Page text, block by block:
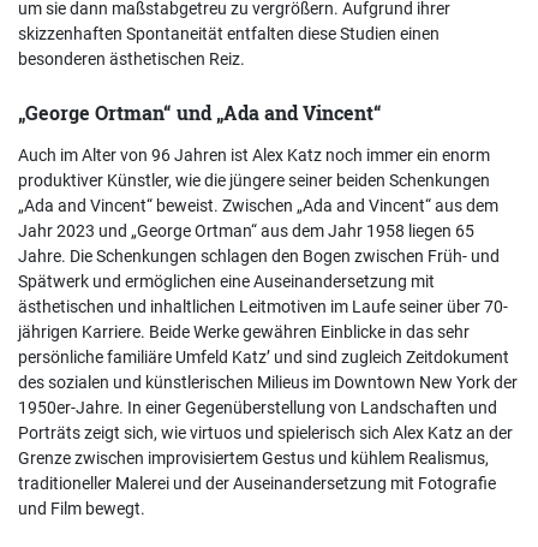
um sie dann maßstabgetreu zu vergrößern. Aufgrund ihrer
skizzenhaften Spontaneität entfalten diese Studien einen
besonderen ästhetischen Reiz.
„George Ortman“ und „Ada and Vincent“
Auch im Alter von 96 Jahren ist Alex Katz noch immer ein enorm
produktiver Künstler, wie die jüngere seiner beiden Schenkungen
„Ada and Vincent“ beweist. Zwischen „Ada and Vincent“ aus dem
Jahr 2023 und „George Ortman“ aus dem Jahr 1958 liegen 65
Jahre. Die Schenkungen schlagen den Bogen zwischen Früh- und
Spätwerk und ermöglichen eine Auseinandersetzung mit
ästhetischen und inhaltlichen Leitmotiven im Laufe seiner über 70-
jährigen Karriere. Beide Werke gewähren Einblicke in das sehr
persönliche familiäre Umfeld Katz’ und sind zugleich Zeitdokument
des sozialen und künstlerischen Milieus im Downtown New York der
1950er-Jahre. In einer Gegenüberstellung von Landschaften und
Porträts zeigt sich, wie virtuos und spielerisch sich Alex Katz an der
Grenze zwischen improvisiertem Gestus und kühlem Realismus,
traditioneller Malerei und der Auseinandersetzung mit Fotografie
und Film bewegt.